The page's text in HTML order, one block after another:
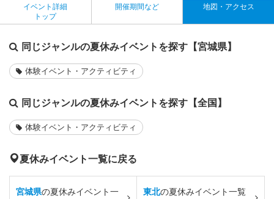
イベント詳細
トップ
開催期間など 地図・アクセス
同じジャンルの夏休みイベントを探す【宮城県】
体験イベント・アクティビティ
同じジャンルの夏休みイベントを探す【全国】
体験イベント・アクティビティ
夏休みイベント一覧に戻る
宮城県の夏休みイベント一
東北の夏休みイベント一覧